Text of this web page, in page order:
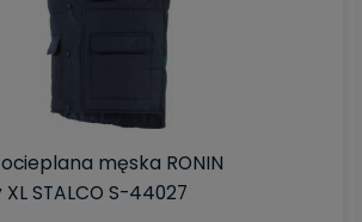
męska RONIN
STALCO S-44027